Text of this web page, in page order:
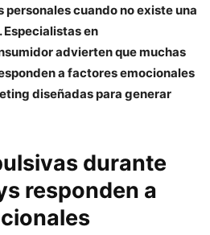
cuando no existe una
en
advierten que muchas
a factores emocionales
diseñadas para generar
durante
responden a